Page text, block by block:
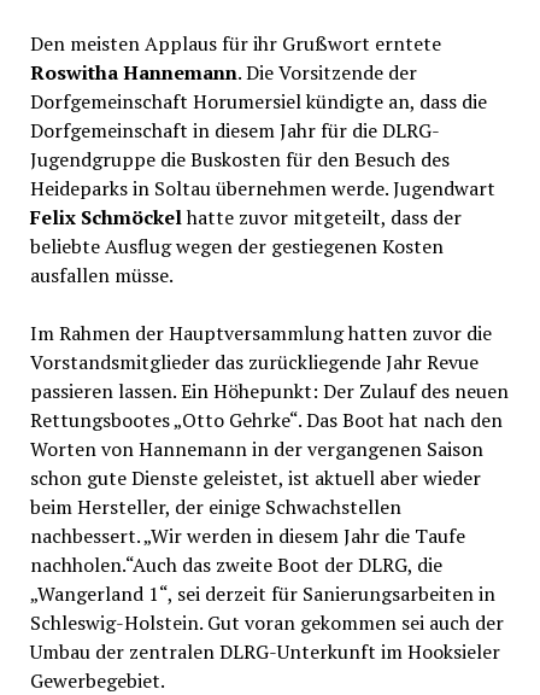
Den meisten Applaus für ihr Grußwort erntete
Roswitha Hannemann. Die Vorsitzende der
Dorfgemeinschaft Horumersiel kündigte an, dass die
Dorfgemeinschaft in diesem Jahr für die DLRG-
Jugendgruppe die Buskosten für den Besuch des
Heideparks in Soltau übernehmen werde. Jugendwart
Felix Schmöckelhatte zuvor mitgeteilt, dass der
beliebte Ausflug wegen der gestiegenen Kosten
ausfallen müsse.
Im Rahmen der Hauptversammlung hatten zuvor die
Vorstandsmitglieder das zurückliegende Jahr Revue
passieren lassen. Ein Höhepunkt: Der Zulauf des neuen
Rettungsbootes „Otto Gehrke“. Das Boot hat nach den
Worten von Hannemann in der vergangenen Saison
schon gute Dienste geleistet, ist aktuell aber wieder
beim Hersteller, der einige Schwachstellen
nachbessert. „Wir werden in diesem Jahr die Taufe
nachholen.“Auch das zweite Boot der DLRG, die
„Wangerland 1“, sei derzeit für Sanierungsarbeiten in
Schleswig-Holstein. Gut voran gekommen sei auch der
Umbau der zentralen DLRG-Unterkunft im Hooksieler
Gewerbegebiet.